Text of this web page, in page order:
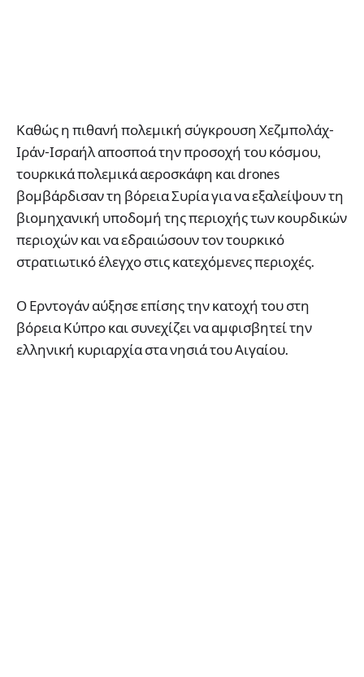
Καθώς η πιθανή πολεμική σύγκρουση Χεζμπολάχ-
Ιράν-Ισραήλ αποσποά την προσοχή του κόσμου,
τουρκικά πολεμικά αεροσκάφη και drones
βομβάρδισαν τη βόρεια Συρία για να εξαλείψουν τη
βιομηχανική υποδομή της περιοχής των κουρδικών
περιοχών και να εδραιώσουν τον τουρκικό
στρατιωτικό έλεγχο στις κατεχόμενες περιοχές.
Ο Ερντογάν αύξησε επίσης την κατοχή του στη
βόρεια Κύπρο και συνεχίζει να αμφισβητεί την
ελληνική κυριαρχία στα νησιά του Αιγαίου.